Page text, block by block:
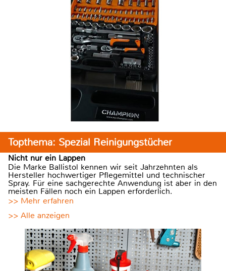
Topthema: Spezial Reinigungstücher
Nicht nur ein Lappen
Die Marke Ballistol kennen wir seit Jahrzehnten als
Hersteller hochwertiger Pflegemittel und technischer
Spray. Für eine sachgerechte Anwendung ist aber in den
meisten Fällen noch ein Lappen erforderlich.
>> Mehr erfahren
>> Alle anzeigen